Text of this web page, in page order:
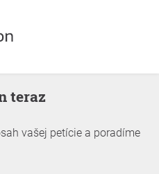
teraz
vašej petície a poradíme